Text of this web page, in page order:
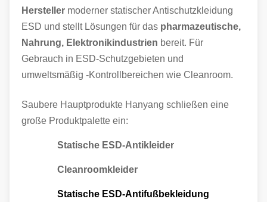
Hersteller moderner statischer Antischutzkleidung
ESD und stellt Lösungen für das pharmazeutische,
Nahrung, Elektronikindustrien bereit. Für
Gebrauch in ESD-Schutzgebieten und
umweltsmäßig -Kontrollbereichen wie Cleanroom.
Saubere Hauptprodukte Hanyang schließen eine
große Produktpalette ein:
Statische ESD-Antikleider
Cleanroomkleider
Statische ESD-Antifußbekleidung